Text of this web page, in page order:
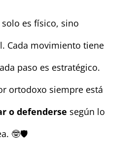
es físico, sino
Cada movimiento tiene
paso es estratégico.
ortodoxo siempre está
o defenderse según lo
🤓🛡️